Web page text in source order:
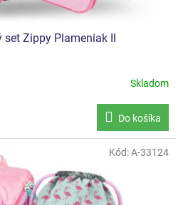
Zippy Plameniak II
Skladom
Do košíka
Kód:A-33124